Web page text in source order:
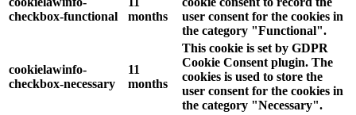
checkbox-functional
months
user consent for the cookies in
the category "Functional".
cookielawinfo-
checkbox-necessary
11
months
This cookie is set by GDPR
Cookie Consent plugin. The
cookies is used to store the
user consent for the cookies in
the category "Necessary".